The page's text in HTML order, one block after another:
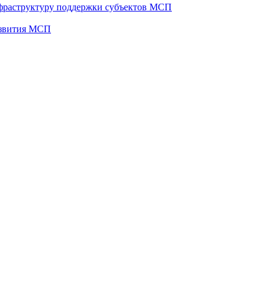
поддержки субъектов МСП
МСП